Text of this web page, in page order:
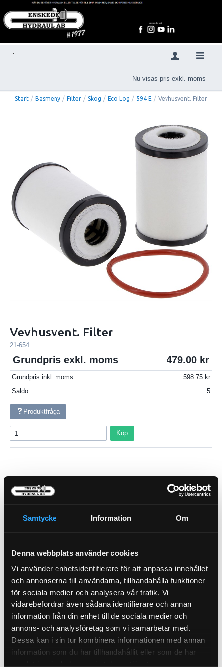
Samtycke Information Om
Denna webbplats använder cookies
Vi använder enhetsidentifierare för att anpassa innehållet
och annonserna till användarna, tillhandahålla funktioner
för sociala medier och analysera vår trafik. Vi
vidarebefordrar även sådana identifierare och annan
information från din enhet till de sociala medier och
annons- och analysföretag som vi samarbetar med.
Dessa kan i sin tur kombinera informationen med annan
information som du har tillhandahållit eller som de har
Nu visas pris exkl. moms
Start / Basmeny / Filter / Skog / Eco Log / 594 E / Vevhusvent. Filter
Vevhusvent. Filter
21-654
Grundpris exkl. moms 479.00
Grundpris inkl. moms
598.75
Saldo
5
Produktfråga
Köp
Bränslefilter Vattensep.
21-3227
Köp
21-1134
Köp